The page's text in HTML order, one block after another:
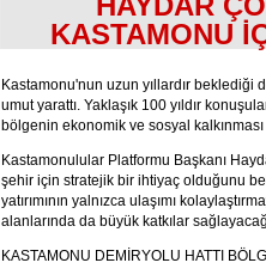
KASTAMONU
Kastamonu'nun uzun yıllardır
umut yarattı. Yaklaşık 100 yıldır
bölgenin ekonomik ve sosyal
Kastamonulular Platformu Başkanı
şehir için stratejik bir ihtiyaç olduğunu
yatırımının yalnızca ulaşımı
alanlarında da büyük katkılar
KASTAMONU DEMİRYOLU HATTI